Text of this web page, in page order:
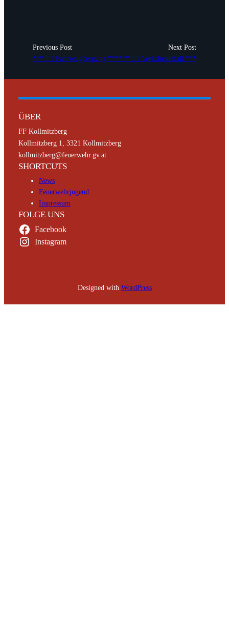
Previous Post
*** T1 Fahrzeugbergung ***
Next Post
*** T1 Verkehrsunfall ***
ÜBER
FF Kollmitzberg
Kollmitzberg 1, 3321 Kollmitzberg
kollmitzberg@feuerwehr.gv.at
SHORTCUTS
News
Feuerwehrjugend
Impressum
FOLGE UNS
Facebook
Instagram
Designed with WordPress